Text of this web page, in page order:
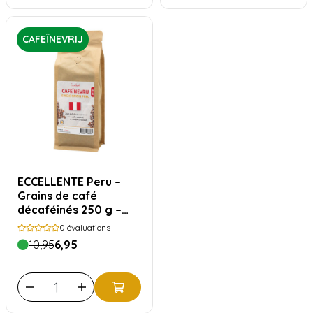
CAFEÏNEVRIJ
ECCELLENTE Peru –
Grains de café
décaféinés 250 g –
100 % Arabica, corsé
et intense
0 évaluations
10,956,95